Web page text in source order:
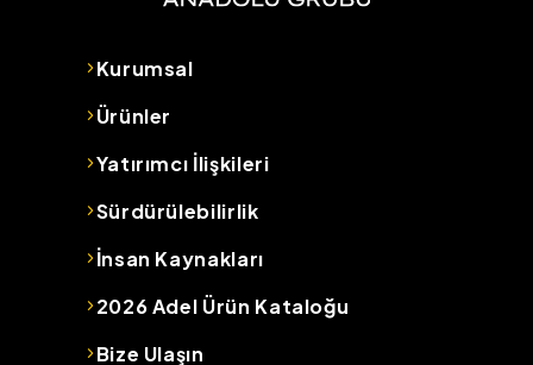
Kurumsal
Ürünler
Yatırımcı İlişkileri
Sürdürülebilirlik
İnsan Kaynakları
2026 Adel Ürün Kataloğu
Bize Ulaşın